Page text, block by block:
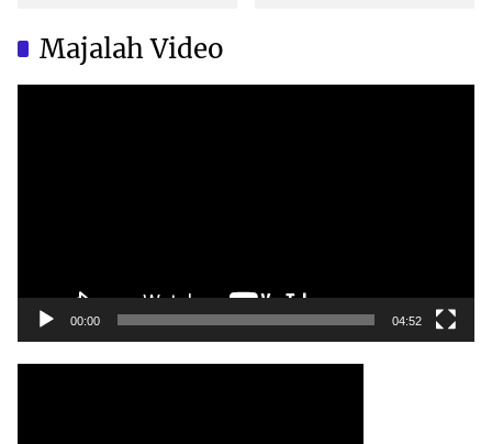
Majalah Video
00:00 04:52